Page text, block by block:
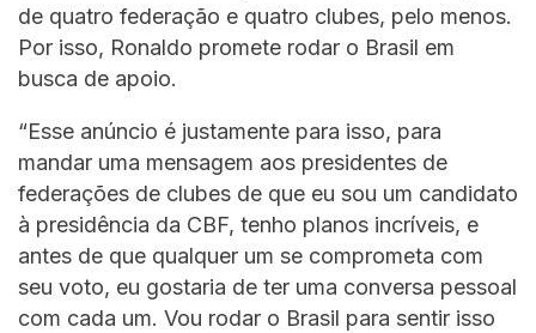
de quatro federação e quatro clubes, pelo menos.
Por isso, Ronaldo promete rodar o Brasil em
busca de apoio.
“Esse anúncio é justamente para isso, para
mandar uma mensagem aos presidentes de
federações de clubes de que eu sou um candidato
à presidência da CBF, tenho planos incríveis, e
antes de que qualquer um se comprometa com
seu voto, eu gostaria de ter uma conversa pessoal
com cada um. Vou rodar o Brasil para sentir isso